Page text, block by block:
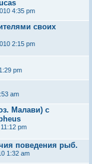
4:35 pm
своих
2:15 pm
pm
am
Малави) с
pm
поведения рыб.
1:32 am